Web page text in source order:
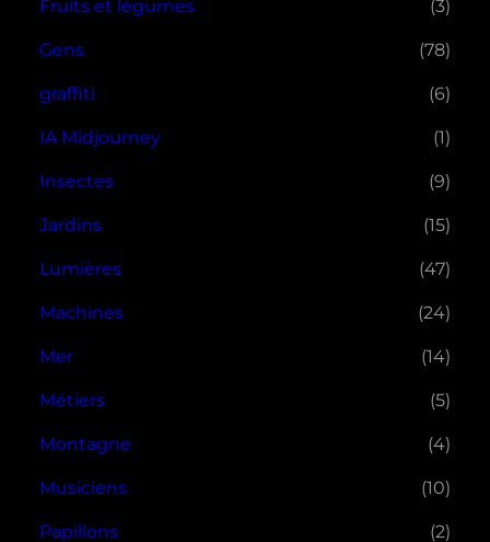
Fruits et légumes (3)
Gens (78)
graffiti (6)
IA Midjourney (1)
Insectes (9)
Jardins (15)
Lumières (47)
Machines (24)
Mer (14)
Métiers (5)
Montagne (4)
Musiciens (10)
Papillons (2)